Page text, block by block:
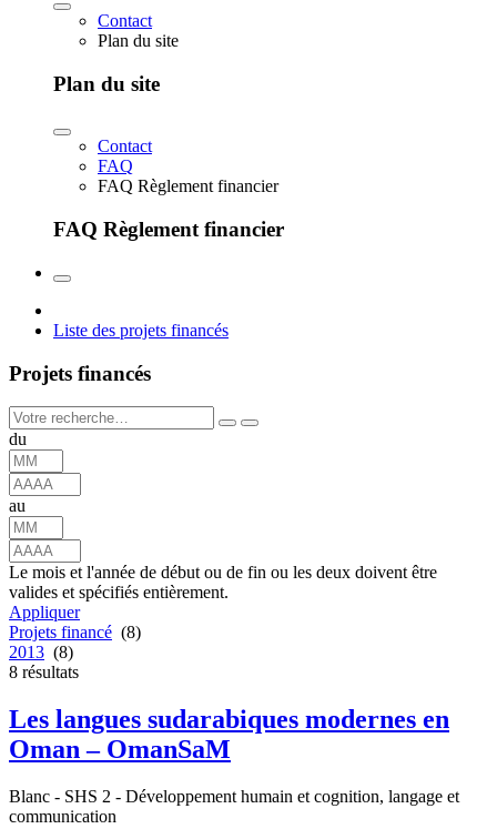
Contact
Plan du site
Plan du site
Contact
FAQ
FAQ Règlement financier
FAQ Règlement financier
Liste des projets financés
Projets financés
du
au
Le mois et l'année de début ou de fin ou les deux doivent être
valides et spécifiés entièrement.
Appliquer
Projets financé (8)
2013 (8)
8 résultats
Les langues sudarabiques modernes en
Oman – OmanSaM
Blanc - SHS 2 - Développement humain et cognition, langage et
communication